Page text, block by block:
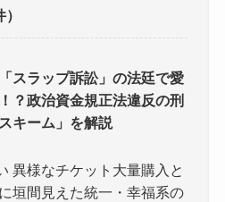
）
スラップ訴訟」の法廷で愛
？政治資金規正法違反の刑
キーム」を解説
異様なチケット大量購入と
垣間見えた統一・幸福系の